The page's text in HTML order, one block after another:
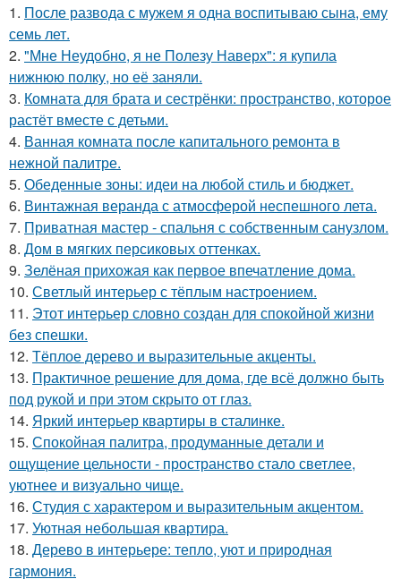
1. После развода с мужем я одна воспитываю сына, ему
семь лет.
2. "Мне Неудобно, я не Полезу Наверх": я купила
нижнюю полку, но её заняли.
3. Комната для брата и сестрёнки: пространство, которое
растёт вместе с детьми.
4. Ванная комната после капитального ремонта в
нежной палитре.
5. Обеденные зоны: идеи на любой стиль и бюджет.
6. Винтажная веранда с атмосферой неспешного лета.
7. Приватная мастер - спальня с собственным санузлом.
8. Дом в мягких персиковых оттенках.
9. Зелёная прихожая как первое впечатление дома.
10. Светлый интерьер с тёплым настроением.
11. Этот интерьер словно создан для спокойной жизни
без спешки.
12. Тёплое дерево и выразительные акценты.
13. Практичное решение для дома, где всё должно быть
под рукой и при этом скрыто от глаз.
14. Яркий интерьер квартиры в сталинке.
15. Спокойная палитра, продуманные детали и
ощущение цельности - пространство стало светлее,
уютнее и визуально чище.
16. Студия с характером и выразительным акцентом.
17. Уютная небольшая квартира.
18. Дерево в интерьере: тепло, уют и природная
гармония.